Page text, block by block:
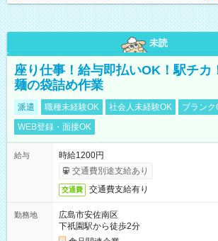
未読
座り仕事！給与即払いOK！駅チカ
麺の袋詰め作業
派遣 職種未経験OK 社会人未経験OK
ブランク
WEB登録・面接OK
給与
時給1200円
交通費別途支給あり
交通費 交通費支給有り
勤務地
広島市安佐南区
下祇園駅から徒歩2分